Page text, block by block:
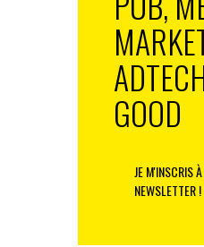
GOOD
JE M'INSCRIS
NEWSLETTER !